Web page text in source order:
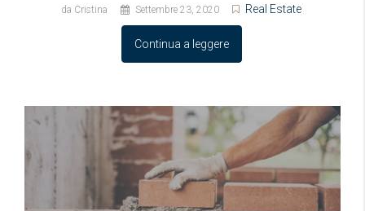
da Cristina Settembre 23, 2020 Real Estate
Continua a leggere